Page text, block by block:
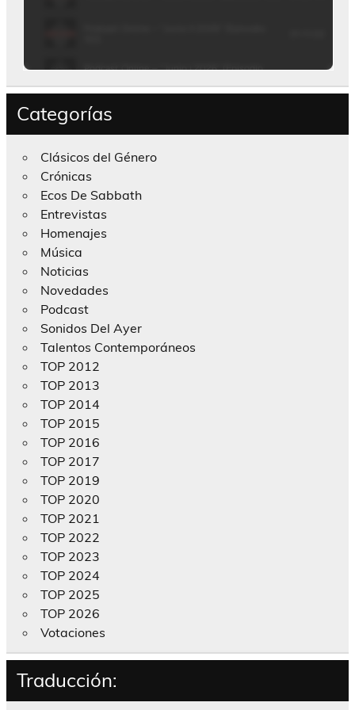
Categorías
Clásicos del Género
Crónicas
Ecos De Sabbath
Entrevistas
Homenajes
Música
Noticias
Novedades
Podcast
Sonidos Del Ayer
Talentos Contemporáneos
TOP 2012
TOP 2013
TOP 2014
TOP 2015
TOP 2016
TOP 2017
TOP 2019
TOP 2020
TOP 2021
TOP 2022
TOP 2023
TOP 2024
TOP 2025
TOP 2026
Votaciones
Traducción: